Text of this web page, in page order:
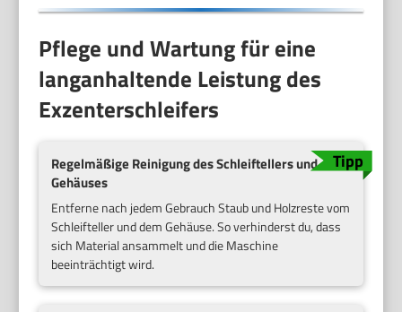
Pflege und Wartung für eine
langanhaltende Leistung des
Exzenterschleifers
Regelmäßige Reinigung des Schleiftellers und
Gehäuses
Entferne nach jedem Gebrauch Staub und Holzreste vom
Schleifteller und dem Gehäuse. So verhinderst du, dass
sich Material ansammelt und die Maschine
beeinträchtigt wird.